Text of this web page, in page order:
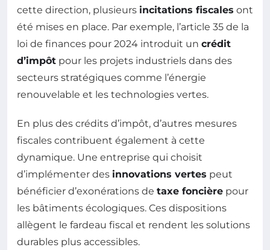
cette direction, plusieurs incitations fiscales ont
été mises en place. Par exemple, l’article 35 de la
loi de finances pour 2024 introduit un crédit
d’impôt pour les projets industriels dans des
secteurs stratégiques comme l’énergie
renouvelable et les technologies vertes.
En plus des crédits d’impôt, d’autres mesures
fiscales contribuent également à cette
dynamique. Une entreprise qui choisit
d’implémenter des innovations vertes peut
bénéficier d’exonérations de taxe foncière pour
les bâtiments écologiques. Ces dispositions
allègent le fardeau fiscal et rendent les solutions
durables plus accessibles.